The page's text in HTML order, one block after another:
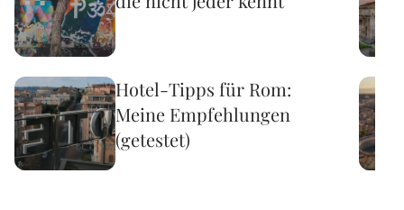
Hotel-Tipps für Rom:
Meine Empfehlungen
(getestet)